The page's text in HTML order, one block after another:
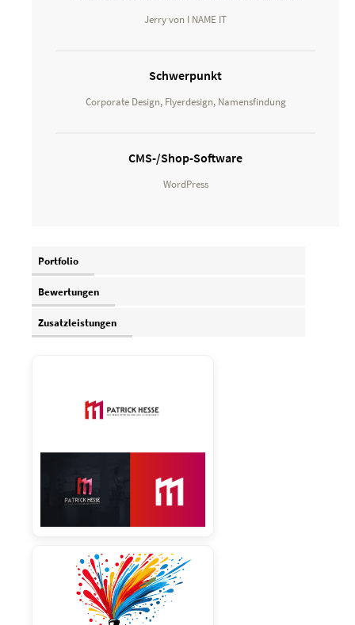
Jerry von I NAME IT
Schwerpunkt
Corporate Design, Flyerdesign, Namensfindung
CMS-/Shop-Software
WordPress
Portfolio
Bewertungen
Zusatzleistungen